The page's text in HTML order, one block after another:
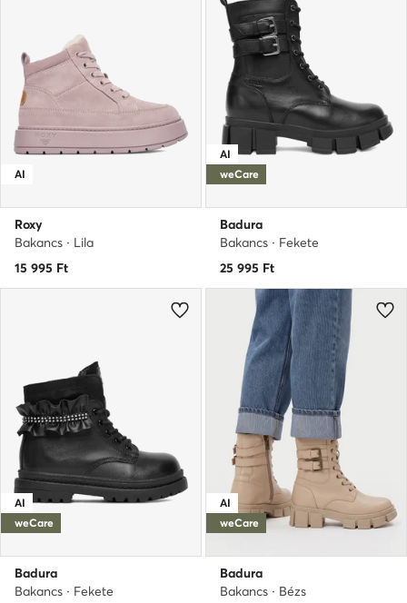
AI
Roxy
Bakancs · Lila
15 995 Ft
AI
weCare
Badura
Bakancs · Fekete
25 995 Ft
AI
weCare
Badura
Bakancs · Fekete
AI
weCare
Badura
Bakancs · Bézs